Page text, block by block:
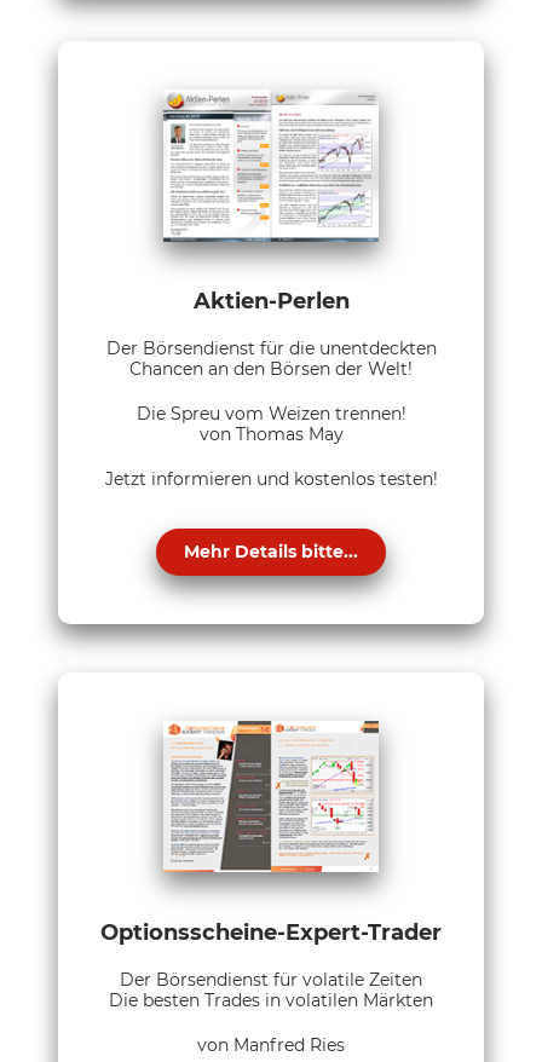
Aktien-Perlen
Der Börsendienst für die unentdeckten
Chancen an den Börsen der Welt!
Die Spreu vom Weizen trennen!
von Thomas May
Jetzt informieren und kostenlos testen!
Mehr Details bitte...
Optionsscheine-Expert-Trader
Der Börsendienst für volatile Zeiten
Die besten Trades in volatilen Märkten
von Manfred Ries